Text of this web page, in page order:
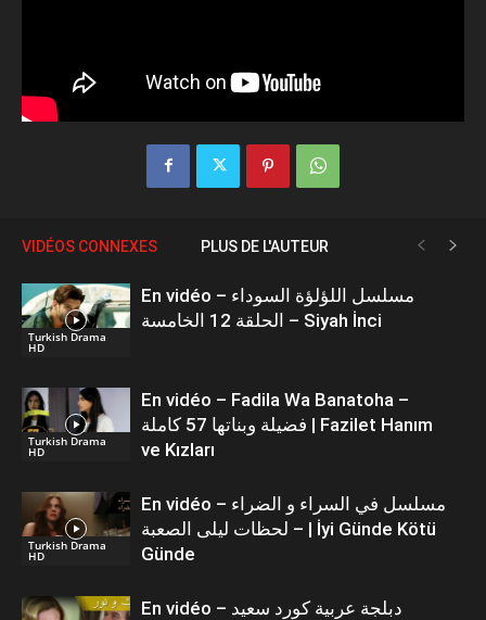
VIDÉOS CONNEXES PLUS DE L'AUTEUR
Turkish Drama
HD
En vidéo – مسلسل اللؤلؤة السوداء
الحلقة 12 الخامسة – Siyah İnci
Turkish Drama
HD
En vidéo – Fadila Wa Banatoha –
فضيلة وبناتها 57 كاملة | Fazilet Hanım
ve Kızları
Turkish Drama
HD
En vidéo – مسلسل في السراء و الضراء
– لحظات ليلى الصعبة | İyi Günde Kötü
Günde
En vidéo – دبلجة عربية كورد سعيد